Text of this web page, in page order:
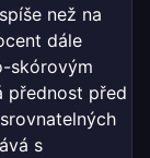
než na
dále
skórovým
přednost před
s